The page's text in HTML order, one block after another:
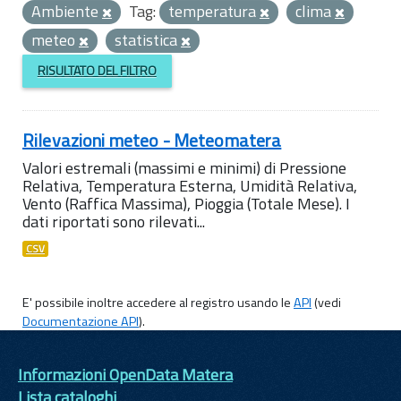
Ambiente
Tag: temperatura
clima
meteo
statistica
RISULTATO DEL FILTRO
Rilevazioni meteo - Meteomatera
Valori estremali (massimi e minimi) di Pressione
Relativa, Temperatura Esterna, Umidità Relativa,
Vento (Raffica Massima), Pioggia (Totale Mese). I
dati riportati sono rilevati...
CSV
E' possibile inoltre accedere al registro usando leAPI(vedi
Documentazione API).
Informazioni OpenData Matera